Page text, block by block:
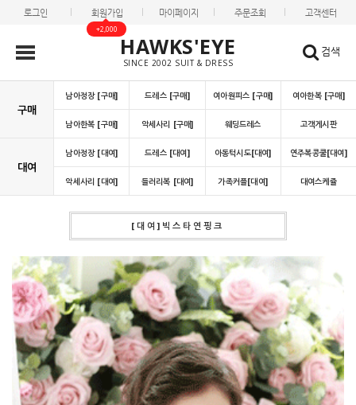
로그인 회원가입
+2,000
마이페이지 주문조회 고객센터
HAWKS'EYE
SINCE 2002 SUIT & DRESS
검색
구매
남아정장 [구매] 드레스 [구매] 여아원피스 [구매] 여아한복 [구매]
남아한복 [구매] 악세사리 [구매] 웨딩드레스 고객게시판
대여
남아정장 [대여] 드레스 [대여] 아동턱시도[대여] 연주복콩쿨[대여]
악세사리 [대여] 들러리복 [대여] 가족커플[대여] 대여스케쥴
[대여]빅스타연핑크